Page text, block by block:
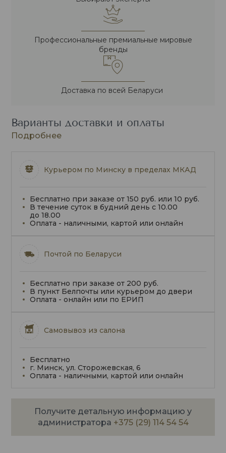
Профессиональные премиальные мировые
бренды
Доставка по всей Беларуси
Варианты доставки и оплаты
Подробнее
Курьером по Минску в пределах МКАД
Бесплатно при заказе от 150 руб. или 10 руб.
В течение суток в будний день с 10.00
до 18.00
Оплата - наличными, картой или онлайн
Почтой по Беларуси
Бесплатно при заказе от 200 руб.
В пункт Белпочты или курьером до двери
Оплата - онлайн или по ЕРИП
Самовывоз из салона
Бесплатно
г. Минск, ул. Сторожевская, 6
Оплата - наличными, картой или онлайн
Получите детальную информацию у
администратора +375 (29) 114 54 54